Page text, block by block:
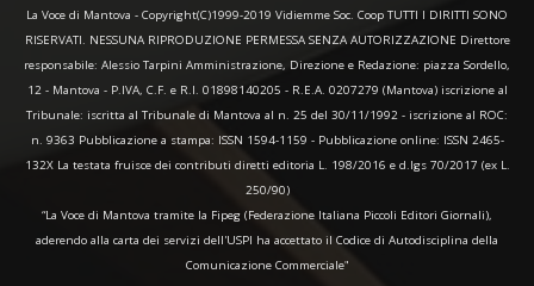
La Voce di Mantova - Copyright(C)1999-2019 Vidiemme Soc. Coop TUTTI I DIRITTI SONO
RISERVATI. NESSUNA RIPRODUZIONE PERMESSA SENZA AUTORIZZAZIONE Direttore
responsabile: Alessio Tarpini Amministrazione, Direzione e Redazione: piazza Sordello,
12 - Mantova - P.IVA, C.F. e R.I. 01898140205 - R.E.A. 0207279 (Mantova) iscrizione al
Tribunale: iscritta al Tribunale di Mantova al n. 25 del 30/11/1992 - iscrizione al ROC:
n. 9363 Pubblicazione a stampa: ISSN 1594-1159 - Pubblicazione online: ISSN 2465-
132X La testata fruisce dei contributi diretti editoria L. 198/2016 e d.lgs 70/2017 (ex L.
250/90)
“La Voce di Mantova tramite la Fipeg (Federazione Italiana Piccoli Editori Giornali),
aderendo alla carta dei servizi dell'USPI ha accettato il Codice di Autodisciplina della
Comunicazione Commerciale"